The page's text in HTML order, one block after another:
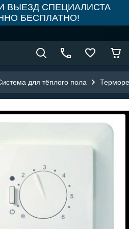
ВЫЕЗД СПЕЦИАЛИСТА
БЕСПЛАТНО!
для тёплого пола